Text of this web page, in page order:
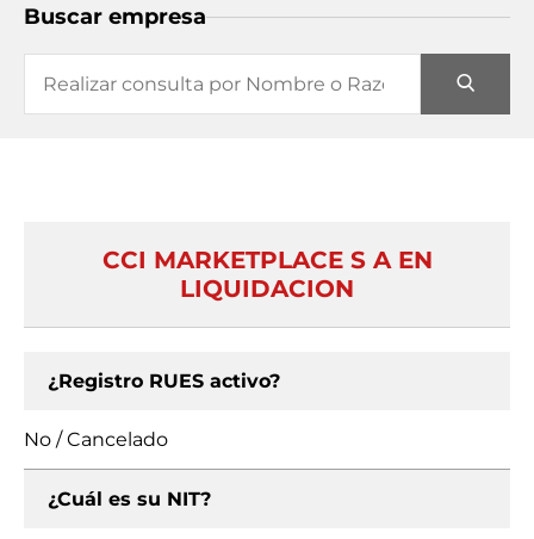
Buscar empresa
CCI MARKETPLACE S A EN
LIQUIDACION
¿Registro RUES activo?
No / Cancelado
¿Cuál es su NIT?